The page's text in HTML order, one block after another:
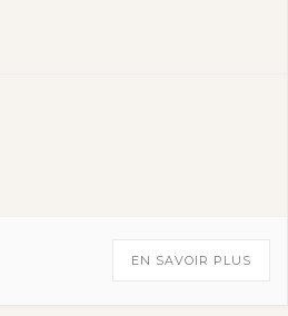
EN SAVOIR PLUS